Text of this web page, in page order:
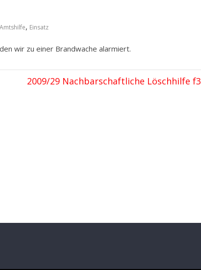
Amtshilfe, Einsatz
wir zu einer Brandwache alarmiert.
2009/29 Nachbarschaftliche Löschhilfe f3